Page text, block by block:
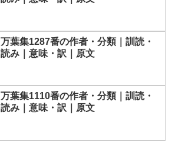
万葉集1287番の作者・分類｜訓読・
読み｜意味・訳｜原文
万葉集1110番の作者・分類｜訓読・
読み｜意味・訳｜原文